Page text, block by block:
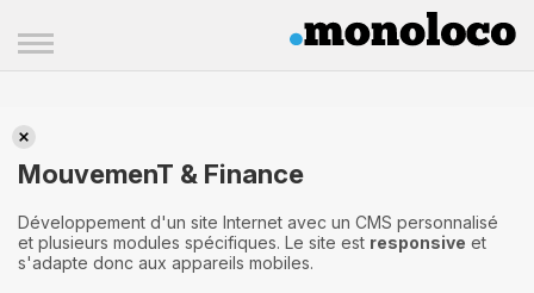
MouvemenT & Finance
Développement d'un site Internet avec un CMS personnalisé
et plusieurs modules spécifiques. Le site est responsive et
s'adapte donc aux appareils mobiles.